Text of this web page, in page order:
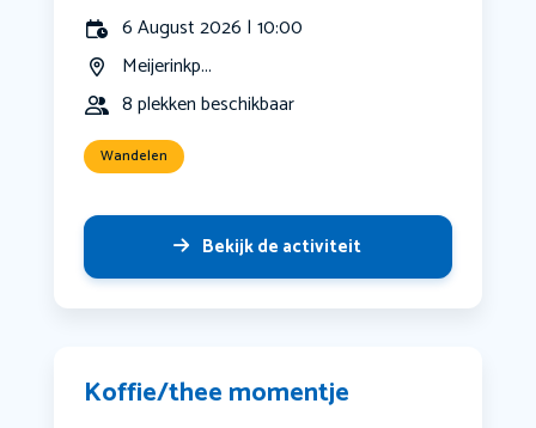
6 August 2026 | 10:00
Meijerinkp...
8 plekken beschikbaar
Wandelen
Bekijk de activiteit
Koffie/thee momentje